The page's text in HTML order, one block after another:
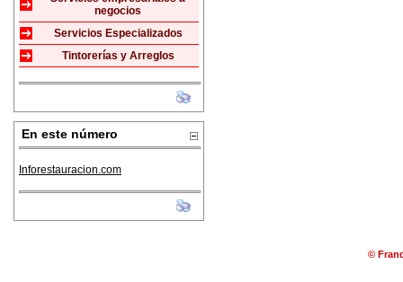
negocios
Servicios Especializados
Tintorerías y Arreglos
En este número
Inforestauracion.com
©